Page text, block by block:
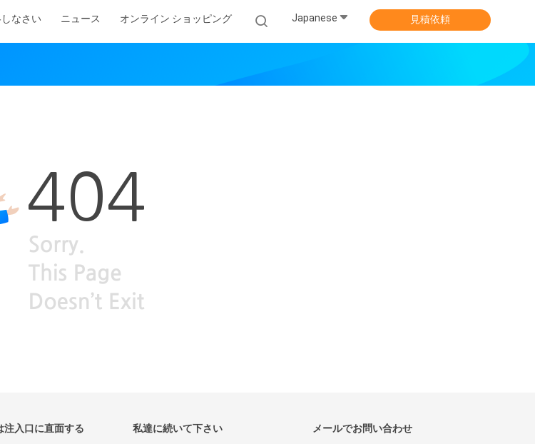
なさい ニュース オンライン ショッピング Japanese 見積依頼
注入口に直面する 私達に続いて下さい メールでお問い合わせ